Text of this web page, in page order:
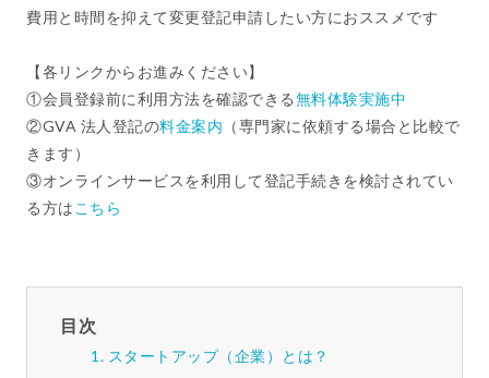
費用と時間を抑えて変更登記申請したい方におススメです
【各リンクからお進みください】
①会員登録前に利用方法を確認できる無料体験実施中
②GVA 法人登記の料金案内 （専門家に依頼する場合と比較で
きます）
③オンラインサービスを利用して登記手続きを検討されてい
る方は こちら
目次
スタートアップ（企業）とは？